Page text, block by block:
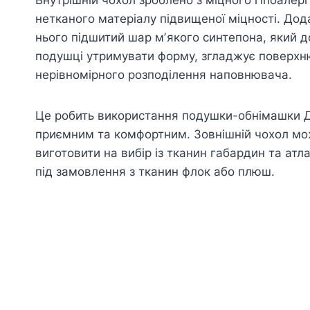
нетканого матеріалу підвищеної міцності.
нього підшитий шар мʼякого синтепона, який
подушці утримувати форму, згладжує
нерівномірного розподілення наповнювача.
Це робить використання подушки-обнімашки
приємним та комфортним. Зовнішній чохол
виготовити на вибір із тканин габардин та
під замовлення з тканин флок або плюш.